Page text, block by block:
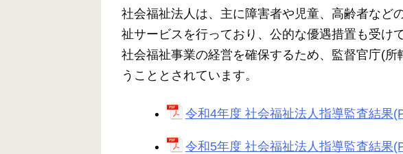
社会福祉法人は、主に障害者や児童、高齢者など
祉サービスを行っており、公的な優遇措置も受け
社会福祉事業の経営を確保するため、監督官庁(
うこととされています。
令和4年度 社会福祉法人指導監査結果
令和5年度 社会福祉法人指導監査結果